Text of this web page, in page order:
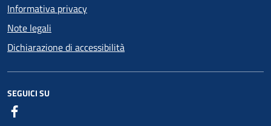
Informativa privacy
Note legali
Dichiarazione di accessibilità
SEGUICI SU